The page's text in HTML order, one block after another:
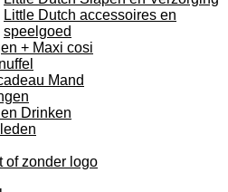
Little Dutch accessoires en
speelgoed
+ Maxi cosi
Mand
Drinken
of zonder logo